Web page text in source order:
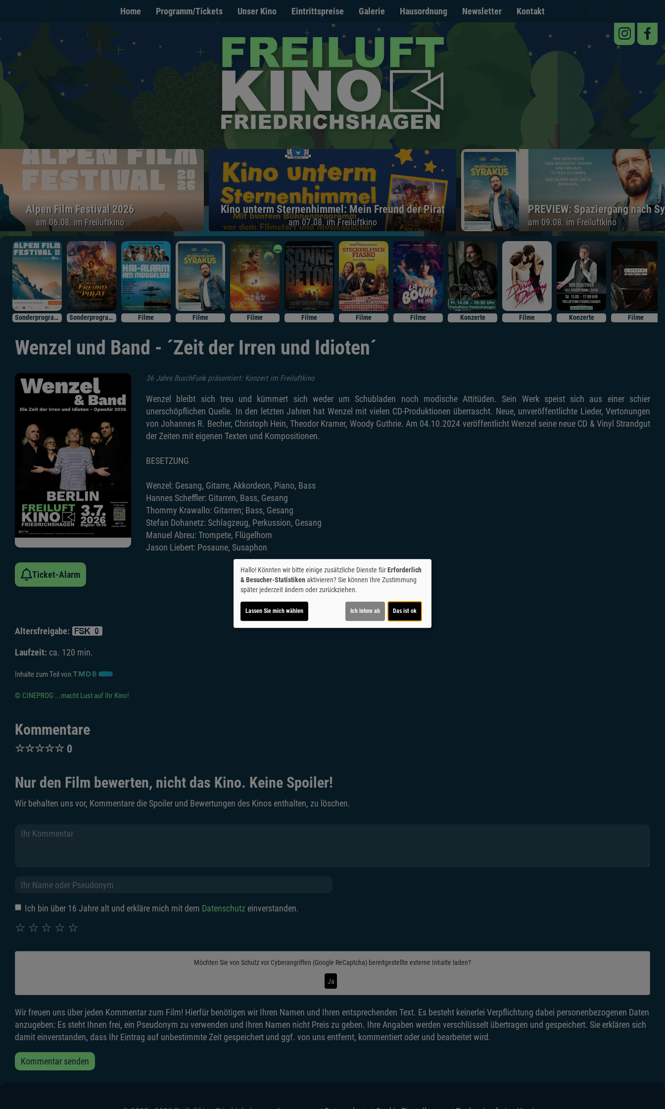
Home Programm/Tickets Unser Kino Eintrittspreise Galerie Hausordnung Newsletter Kontakt
Alpen Film Festival 2026
am 06.08. im Freiluftkino
Kino unterm Sternenhimmel: Mein Freund der Pirat
am 07.08. im Freiluftkino
PREVIEW: Spaziergang nach
am 09.08. im Freiluftkino
Sonderprogramm Sonderprogramm Filme Filme
OmU
Filme Filme Filme Filme Konzerte Filme Konzerte Filme
Wenzel und Band - ´Zeit der Irren und Idioten´
36 Jahre BuschFunk präsentiert: Konzert im Freiluftkino
Wenzel bleibt sich treu und kümmert sich weder um Schubladen noch modische Attitüden. Sein Werk speist sich aus einer schier
unerschöpflichen Quelle. In den letzten Jahren hat Wenzel mit vielen CD-Produktionen überrascht. Neue, unveröffentlichte Lieder, Vertonungen
von Johannes R. Becher, Christoph Hein, Theodor Kramer, Woody Guthrie. Am 04.10.2024 veröffentlicht Wenzel seine neue CD & Vinyl Strandgut
der Zeiten mit eigenen Texten und Kompositionen.
BESETZUNG
Wenzel: Gesang, Gitarre, Akkordeon, Piano, Bass
Hannes Scheffler: Gitarren, Bass, Gesang
Thommy Krawallo: Gitarren; Bass, Gesang
Stefan Dohanetz: Schlagzeug, Perkussion, Gesang
Manuel Abreu: Trompete, Flügelhorn
Jason Liebert: Posaune, Susaphon
Ticket-Alarm
Altersfreigabe:
Laufzeit: ca. 120 min.
Inhalte zum Teil von
© CINEPROG ...macht Lust auf Ihr Kino!
Kommentare
☆☆☆☆☆ 0
Nur den Film bewerten, nicht das Kino. Keine Spoiler!
Wir behalten uns vor, Kommentare die Spoiler und Bewertungen des Kinos enthalten, zu löschen.
Ich bin über 16 Jahre alt und erkläre mich mit dem Datenschutz einverstanden.
☆
☆
☆
☆
☆
Möchten Sie von Schutz vor Cyberangriffen (Google ReCaptcha) bereitgestellte externe Inhalte laden?
Ja
Wir freuen uns über jeden Kommentar zum Film! Hierfür benötigen wir Ihren Namen und Ihren entsprechenden Text. Es besteht keinerlei Verpflichtung dabei personenbezogenen Daten
anzugeben: Es steht Ihnen frei, ein Pseudonym zu verwenden und Ihren Namen nicht Preis zu geben. Ihre Angaben werden verschlüsselt übertragen und gespeichert. Sie erklären sich
damit einverstanden, dass Ihr Eintrag auf unbestimmte Zeit gespeichert und ggf. von uns entfernt, kommentiert oder und bearbeitet wird.
Kommentar senden
Hallo! Könnten wir bitte einige zusätzliche Dienste fürErforderlich
& Besucher-Statistikenaktivieren? Sie können Ihre Zustimmung
später jederzeit ändern oder zurückziehen.
Lassen Sie mich wählen Ich lehne ab Das ist ok